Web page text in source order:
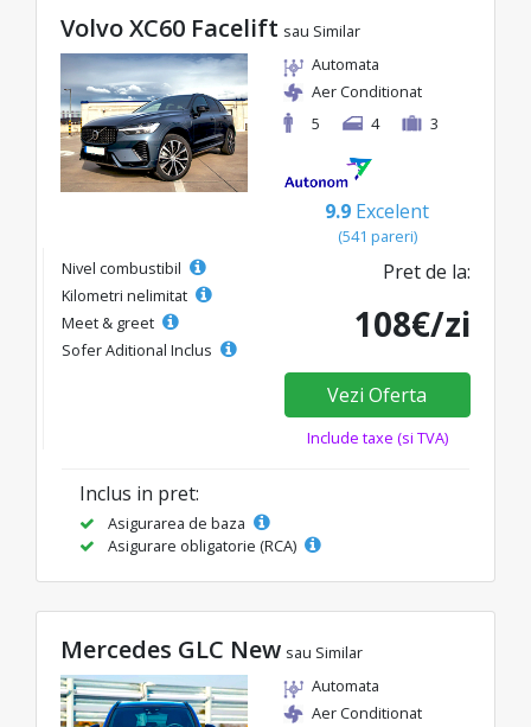
Volvo XC60 Facelift sau Similar
Automata
Aer Conditionat
5
4 3
9.9 Excelent
(541 pareri)
Nivel combustibil
Kilometri nelimitat
Meet & greet
Sofer Aditional Inclus
Pret de la:
108€/zi
Vezi Oferta
Include taxe (si TVA)
Inclus in pret:
Asigurarea de baza
Asigurare obligatorie (RCA)
Mercedes GLC New sau Similar
Automata
Aer Conditionat